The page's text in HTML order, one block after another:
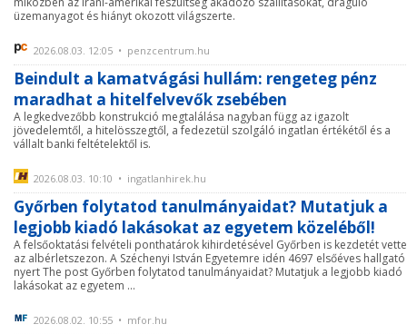
üzemanyagot és hiányt okozott világszerte.
2026.08.03. 12:05 • penzcentrum.hu
Beindult a kamatvágási hullám: rengeteg pénz
maradhat a hitelfelvevők zsebében
A legkedvezőbb konstrukció megtalálása nagyban függ az igazolt
jövedelemtől, a hitelösszegtől, a fedezetül szolgáló ingatlan értékétől és a
vállalt banki feltételektől is.
2026.08.03. 10:10 • ingatlanhirek.hu
Győrben folytatod tanulmányaidat? Mutatjuk a
legjobb kiadó lakásokat az egyetem közeléből!
A felsőoktatási felvételi ponthatárok kihirdetésével Győrben is kezdetét vette
az albérletszezon. A Széchenyi István Egyetemre idén 4697 elsőéves hallgató
nyert The post Győrben folytatod tanulmányaidat? Mutatjuk a legjobb kiadó
lakásokat az egyetem ...
2026.08.02. 10:55 • mfor.hu